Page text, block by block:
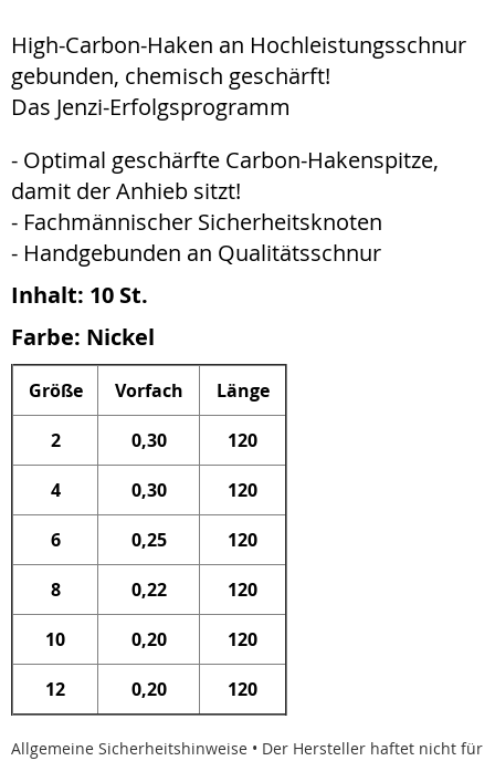
High-Carbon-Haken an Hochleistungsschnur
gebunden, chemisch geschärft!
Das Jenzi-Erfolgsprogramm
- Optimal geschärfte Carbon-Hakenspitze,
damit der Anhieb sitzt!
- Fachmännischer Sicherheitsknoten
- Handgebunden an Qualitätsschnur
Inhalt: 10 St.
Farbe: Nickel
Größe Vorfach Länge
2 0,30 120
4 0,30 120
6 0,25 120
8 0,22 120
10 0,20 120
12 0,20 120
Allgemeine Sicherheitshinweise • Der Hersteller haftet nicht für